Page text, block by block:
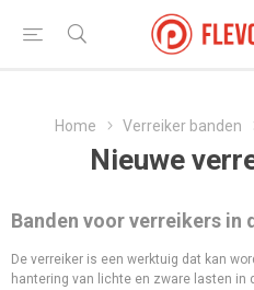
Home Verreiker banden
Nieuwe
Banden voor verreikers in
De verreiker is een werktuig dat kan
hantering van lichte en zware lasten in